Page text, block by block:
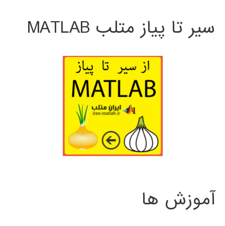
سیر تا پیاز متلب MATLAB
آموزش ها